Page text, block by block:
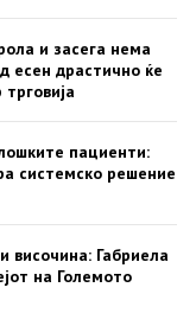
и засега нема
есен драстично ќе
пациенти:
системско решение
височина: Габриела
на Големото